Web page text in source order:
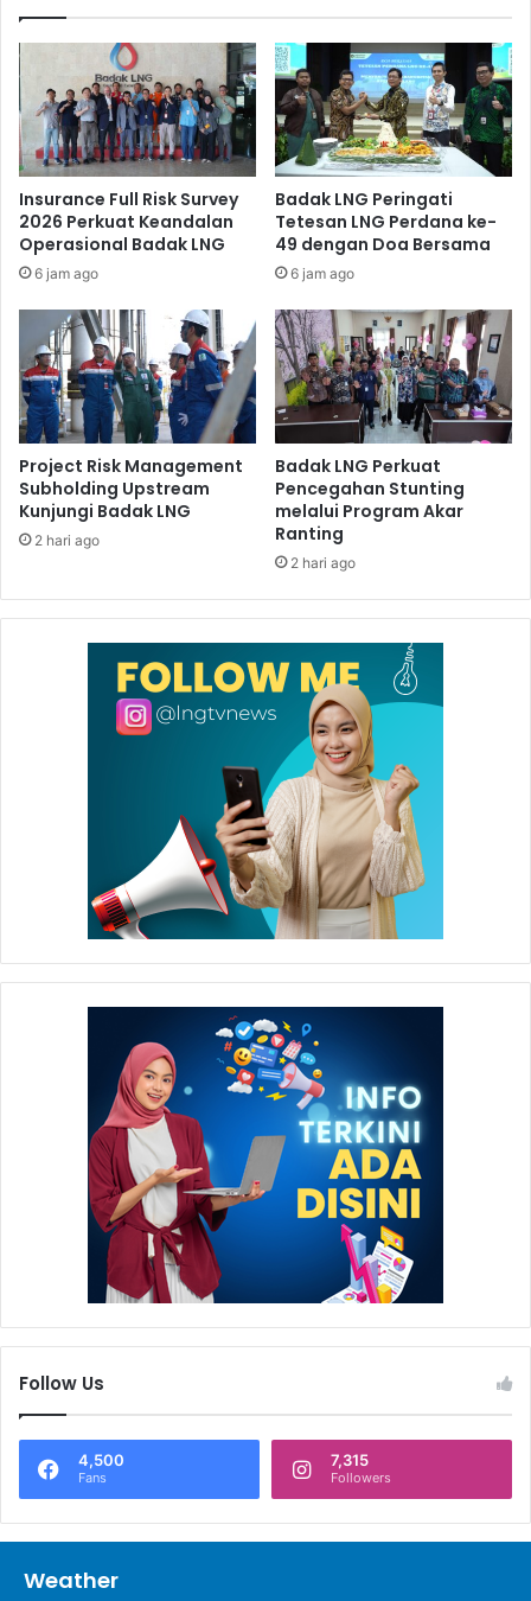
SHEQ Goes To School ini juga dimeriahkan dengan kuis
berhadiah. Para pelajar dapat berpartisipasi dengan
menjawab pertanyaan melalui link yang telah diberikan.
Insurance Full Risk Survey
2026 Perkuat Keandalan
Operasional Badak LNG
6 jam ago
Badak LNG Peringati
Tetesan LNG Perdana ke-
49 dengan Doa Bersama
6 jam ago
Project Risk Management
Subholding Upstream
Kunjungi Badak LNG
2 hari ago
Badak LNG Perkuat
Pencegahan Stunting
melalui Program Akar
Ranting
2 hari ago
Follow Us
4,500
Fans
7,315
Followers
Weather